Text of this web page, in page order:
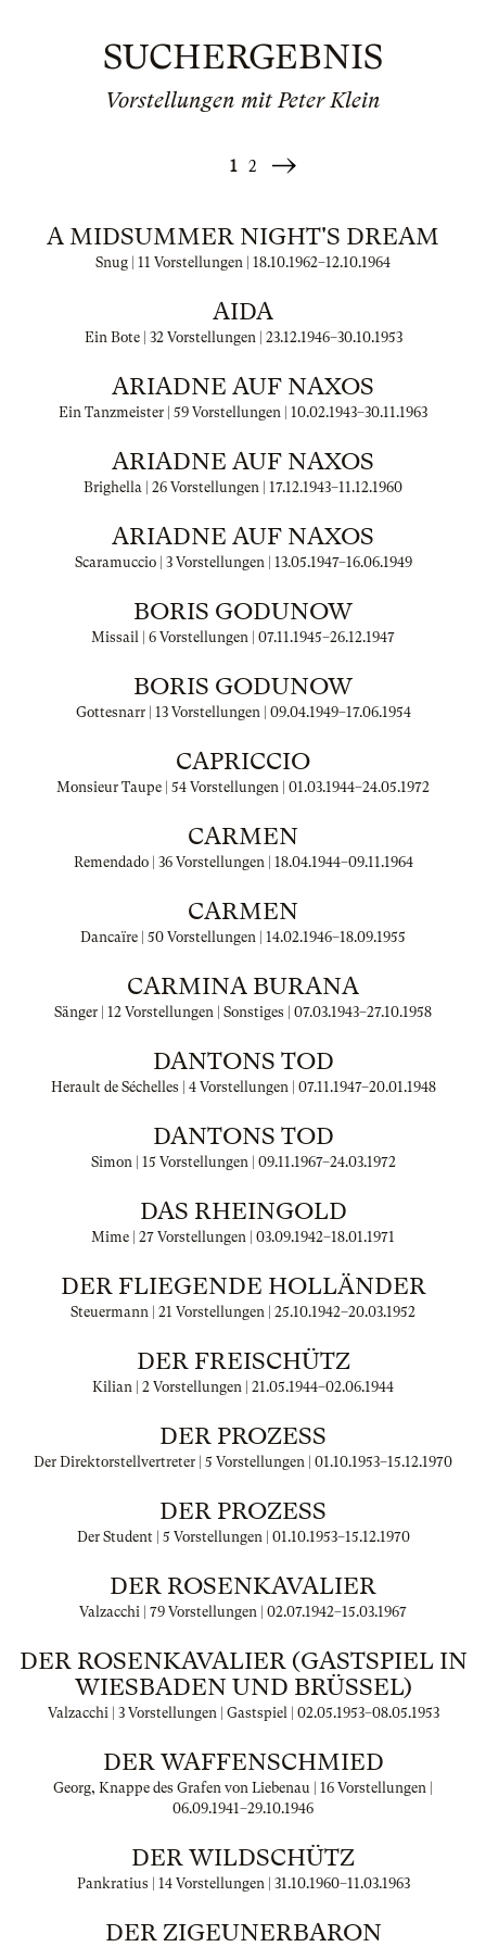
SUCHERGEBNIS
Vorstellungen mit Peter Klein
1 2
Weiter
A MIDSUMMER NIGHT'S DREAM
Snug | 11 Vorstellungen | 18.10.1962–12.10.1964
AIDA
Ein Bote | 32 Vorstellungen | 23.12.1946–30.10.1953
ARIADNE AUF NAXOS
Ein Tanzmeister | 59 Vorstellungen | 10.02.1943–30.11.1963
ARIADNE AUF NAXOS
Brighella | 26 Vorstellungen | 17.12.1943–11.12.1960
ARIADNE AUF NAXOS
Scaramuccio | 3 Vorstellungen | 13.05.1947–16.06.1949
BORIS GODUNOW
Missail | 6 Vorstellungen | 07.11.1945–26.12.1947
BORIS GODUNOW
Gottesnarr | 13 Vorstellungen | 09.04.1949–17.06.1954
CAPRICCIO
Monsieur Taupe | 54 Vorstellungen | 01.03.1944–24.05.1972
CARMEN
Remendado | 36 Vorstellungen | 18.04.1944–09.11.1964
CARMEN
Dancaïre | 50 Vorstellungen | 14.02.1946–18.09.1955
CARMINA BURANA
Sänger | 12 Vorstellungen | Sonstiges | 07.03.1943–27.10.1958
DANTONS TOD
Herault de Séchelles | 4 Vorstellungen | 07.11.1947–20.01.1948
DANTONS TOD
Simon | 15 Vorstellungen | 09.11.1967–24.03.1972
DAS RHEINGOLD
Mime | 27 Vorstellungen | 03.09.1942–18.01.1971
DER FLIEGENDE HOLLÄNDER
Steuermann | 21 Vorstellungen | 25.10.1942–20.03.1952
DER FREISCHÜTZ
Kilian | 2 Vorstellungen | 21.05.1944–02.06.1944
DER PROZESS
Der Direktorstellvertreter | 5 Vorstellungen | 01.10.1953–15.12.1970
DER PROZESS
Der Student | 5 Vorstellungen | 01.10.1953–15.12.1970
DER ROSENKAVALIER
Valzacchi | 79 Vorstellungen | 02.07.1942–15.03.1967
DER ROSENKAVALIER (GASTSPIEL IN
WIESBADEN UND BRÜSSEL)
Valzacchi | 3 Vorstellungen | Gastspiel | 02.05.1953–08.05.1953
DER WAFFENSCHMIED
Georg, Knappe des Grafen von Liebenau | 16 Vorstellungen |
06.09.1941–29.10.1946
DER WILDSCHÜTZ
Pankratius | 14 Vorstellungen | 31.10.1960–11.03.1963
DER ZIGEUNERBARON